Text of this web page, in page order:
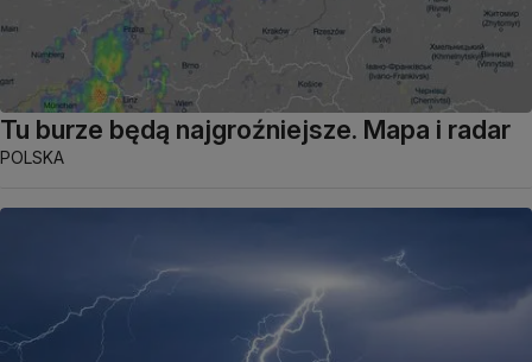
Tu burze będą najgroźniejsze. Mapa i radar
POLSKA